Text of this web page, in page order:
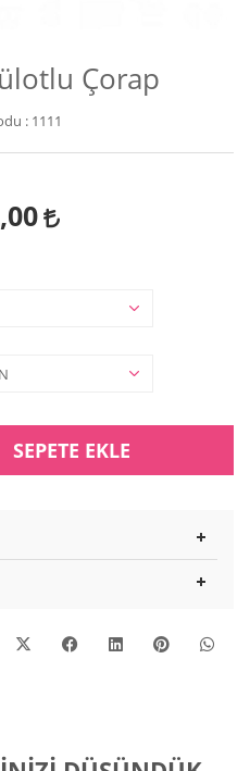
Çorap
: 1111
SEPETE EKLE